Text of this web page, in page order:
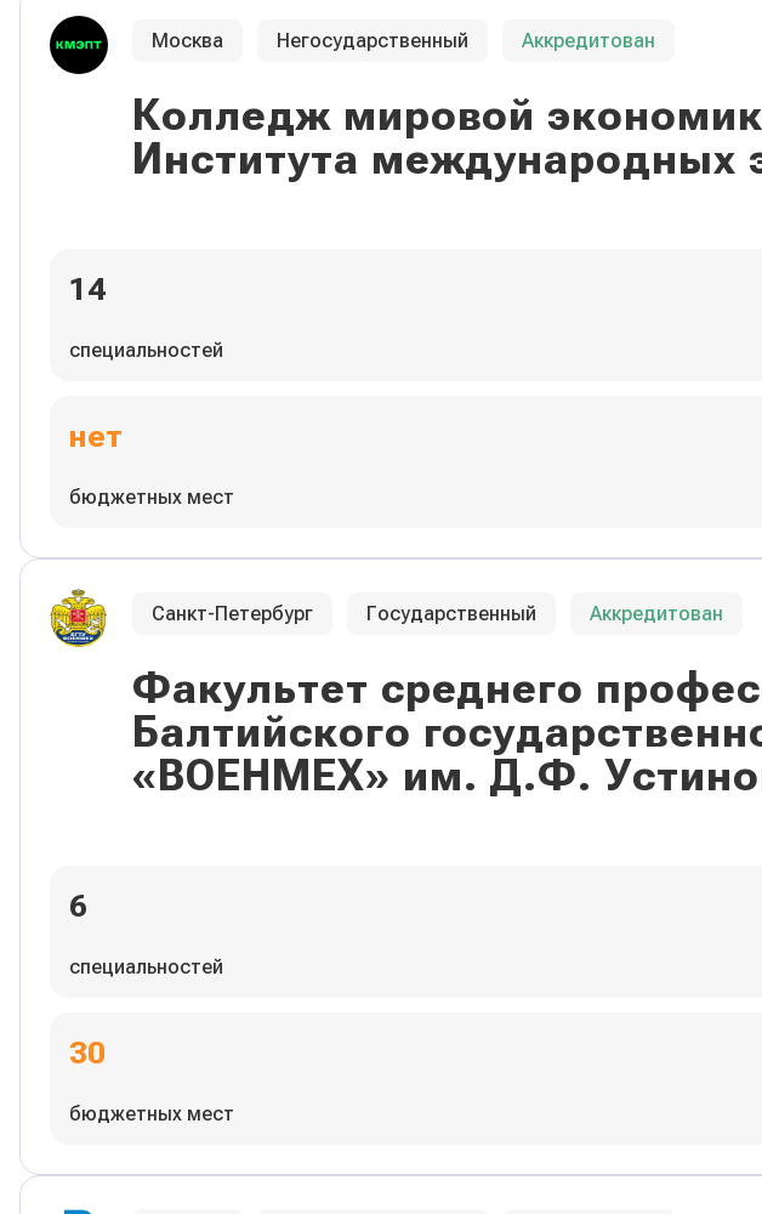
Москва Негосударственный Аккредитован
Колледж мировой
Института международных
14
специальностей
нет
бюджетных мест
Санкт-Петербург Государственный Аккредитован
Факультет среднего
Балтийского
«ВОЕНМЕХ» им. Д.Ф.
6
специальностей
30
бюджетных мест